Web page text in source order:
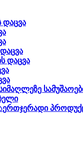
დაცვა
დაცვა
ერთჯერადი